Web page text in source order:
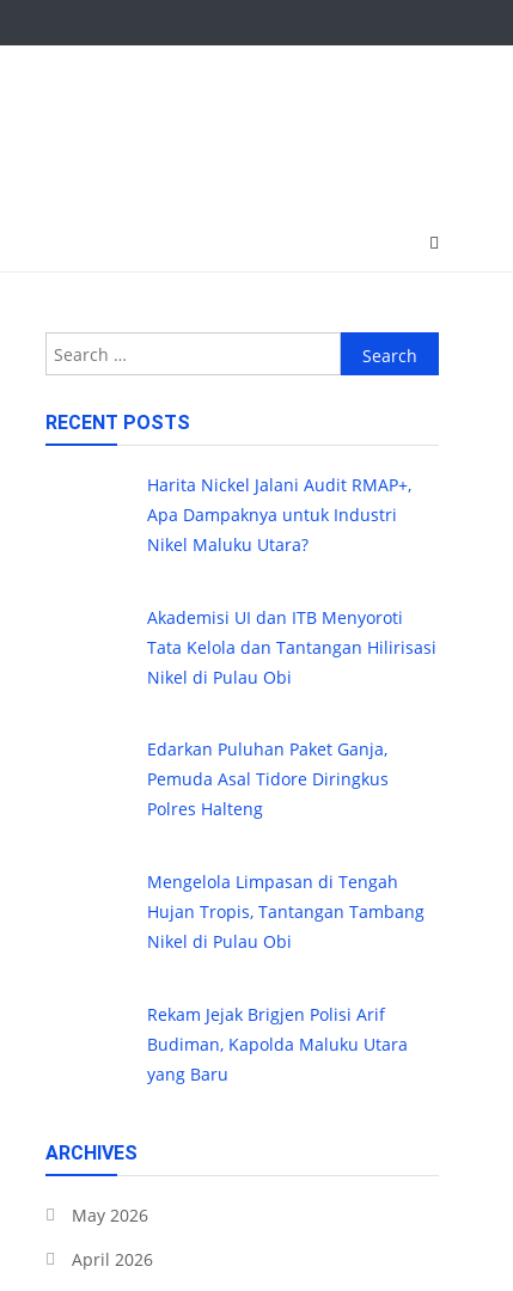
Search
for:
RECENT POSTS
Harita Nickel Jalani Audit RMAP+,
Apa Dampaknya untuk Industri
Nikel Maluku Utara?
Akademisi UI dan ITB Menyoroti
Tata Kelola dan Tantangan Hilirisasi
Nikel di Pulau Obi
Edarkan Puluhan Paket Ganja,
Pemuda Asal Tidore Diringkus
Polres Halteng
Mengelola Limpasan di Tengah
Hujan Tropis, Tantangan Tambang
Nikel di Pulau Obi
Rekam Jejak Brigjen Polisi Arif
Budiman, Kapolda Maluku Utara
yang Baru
ARCHIVES
May 2026
April 2026